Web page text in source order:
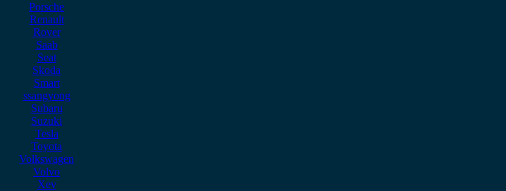
Porsche
Renault
Rover
Saab
Seat
Skoda
Smart
ssangyong
Subaru
Suzuki
Tesla
Toyota
Volkswagen
Volvo
Xev